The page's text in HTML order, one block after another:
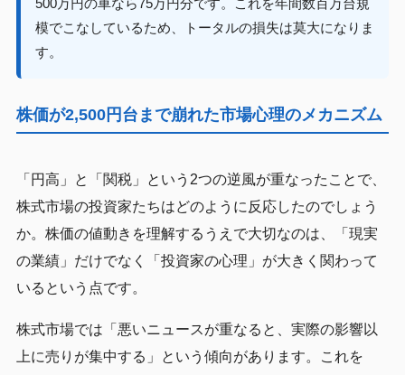
500万円の車なら75万円分です。これを年間数百万台規
模でこなしているため、トータルの損失は莫大になりま
す。
株価が2,500円台まで崩れた市場心理のメカニズム
「円高」と「関税」という2つの逆風が重なったことで、
株式市場の投資家たちはどのように反応したのでしょう
か。株価の値動きを理解するうえで大切なのは、「現実
の業績」だけでなく「投資家の心理」が大きく関わって
いるという点です。
株式市場では「悪いニュースが重なると、実際の影響以
上に売りが集中する」という傾向があります。これを